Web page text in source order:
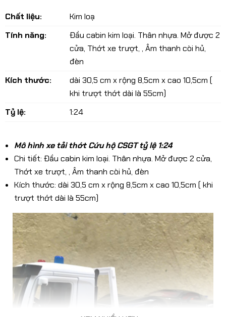
Chất liệu:
Kim loạ
Tính năng:
Đầu cabin kim loại. Thân nhựa. Mở được 2
cửa, Thớt xe trượt, , Âm thanh còi hủ,
đèn
Kích thước:
dài 30,5 cm x rộng 8,5cm x cao 10,5cm (
khi trượt thớt dài là 55cm)
Tỷ lệ:
1:24
Mô hình xe tải thớt Cứu hộ CSGT tỷ lệ 1:24
Chi tiết: Đầu cabin kim loại. Thân nhựa. Mở được 2 cửa,
Thớt xe trượt, , Âm thanh còi hủ, đèn
Kích thước: dài 30,5 cm x rộng 8,5cm x cao 10,5cm ( khi
trượt thớt dài là 55cm)